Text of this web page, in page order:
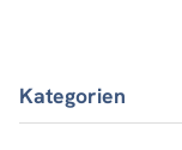
Kategorien